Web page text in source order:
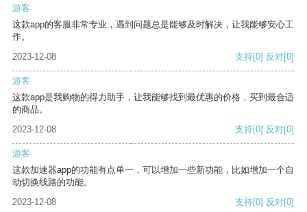
游客
这款app的客服非常专业，遇到问题总是能够及时解决，让我能够安心工
作。
2023-12-08
支持[0] 反对[0]
游客
这款app是我购物的得力助手，让我能够找到最优惠的价格，买到最合适
的商品。
2023-12-08
支持[0] 反对[0]
游客
这款加速器app的功能有点单一，可以增加一些新功能，比如增加一个自
动切换线路的功能。
2023-12-08
支持[0] 反对[0]